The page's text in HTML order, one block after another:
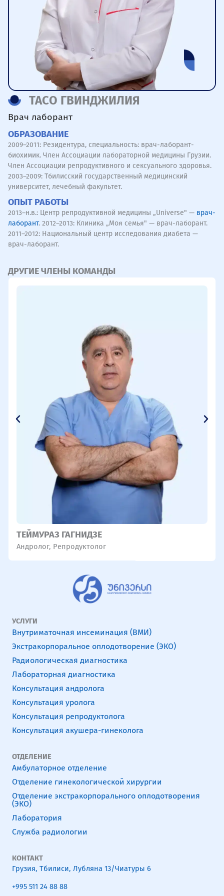
ТАСО ГВИНДЖИЛИЯ
Врач лаборант
ОБРАЗОВАНИЕ
2009–2011: Резидентура, специальность: врач-лаборант-
биохимик. Член Ассоциации лабораторной медицины Грузии.
Член Ассоциации репродуктивного и сексуального здоровья.
2003–2009: Тбилисский государственный медицинский
университет, лечебный факультет.
ОПЫТ РАБОТЫ
2013–н.в.: Центр репродуктивной медицины „Universe" — врач-
лаборант. 2012–2013: Клиника „Моя семья" — врач-лаборант.
2011–2012: Национальный центр исследования диабета —
врач-лаборант.
ДРУГИЕ ЧЛЕНЫ КОМАНДЫ
ТЕЙМУРАЗ ГАГНИДЗЕ
Андролог, Репродуктолог
УСЛУГИ
Внутриматочная инсеминация (ВМИ)
Экстракорпоральное оплодотворение (ЭКО)
Радиологическая диагностика
Лабораторная диагностика
Консультация андролога
Консультация уролога
Консультация репродуктолога
Консультация акушера-гинеколога
ОТДЕЛЕНИЕ
Амбулаторное отделение
Отделение гинекологической хирургии
Отделение экстракорпорального оплодотворения
(ЭКО)
Лаборатория
Служба радиологии
КОНТАКТ
Грузия, Тбилиси, Лубляна 13/Чиатуры 6
+995 511 24 88 88